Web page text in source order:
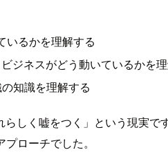
るかを理解する
ジネスがどう動いているかを
知識を理解する
しく嘘をつく」という現実
ローチでした。